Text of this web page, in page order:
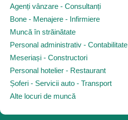
Agenți vânzare - Consultanți
Bone - Menajere - Infirmiere
Muncă în străinătate
Personal administrativ - Contabilitate
Meseriași - Constructori
Personal hotelier - Restaurant
Șoferi - Servicii auto - Transport
Alte locuri de muncă